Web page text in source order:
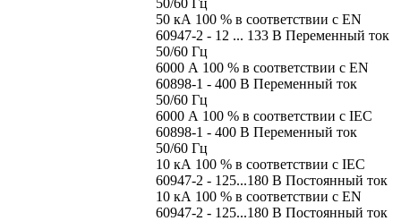
50 кА 100 % в соответствии с EN
60947-2 - 12 ... 133 В Переменный ток
50/60 Гц
6000 А 100 % в соответствии с EN
60898-1 - 400 В Переменный ток
50/60 Гц
6000 А 100 % в соответствии с IEC
60898-1 - 400 В Переменный ток
50/60 Гц
10 кА 100 % в соответствии с IEC
60947-2 - 125...180 В Постоянный ток
10 кА 100 % в соответствии с EN
60947-2 - 125...180 В Постоянный ток